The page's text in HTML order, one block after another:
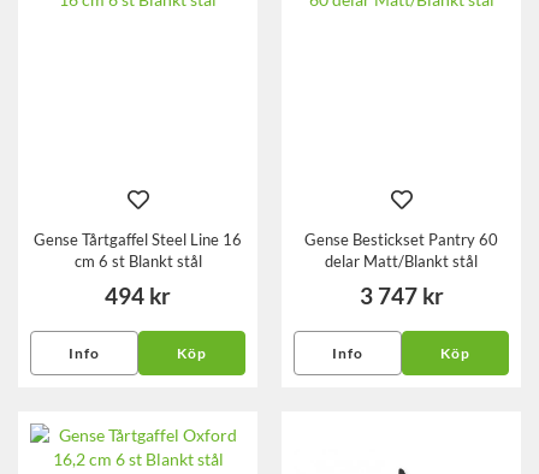
Gense Tårtgaffel Steel Line 16
cm 6 st Blankt stål
494 kr
Info Köp
Gense Bestickset Pantry 60
delar Matt/Blankt stål
3 747 kr
Info Köp